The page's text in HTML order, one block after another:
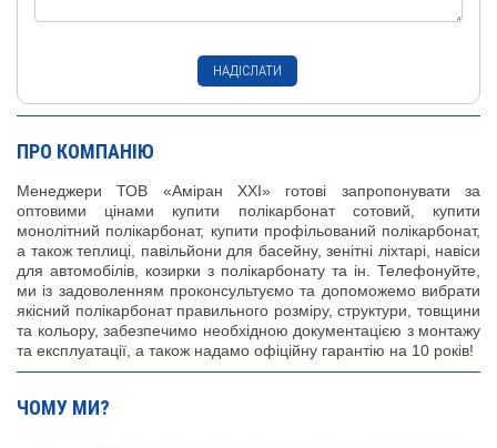
ПРО КОМПАНІЮ
Менеджери ТОВ «Аміран XXI» готові запропонувати за
оптовими цінами купити полікарбонат сотовий, купити
монолітний полікарбонат, купити профільований полікарбонат,
а також теплиці, павільйони для басейну, зенітні ліхтарі, навіси
для автомобілів, козирки з полікарбонату та ін. Телефонуйте,
ми із задоволенням проконсультуємо та допоможемо вибрати
якісний полікарбонат правильного розміру, структури, товщини
та кольору, забезпечимо необхідною документацією з монтажу
та експлуатації, а також надамо офіційну гарантію на 10 років!
ЧОМУ МИ?